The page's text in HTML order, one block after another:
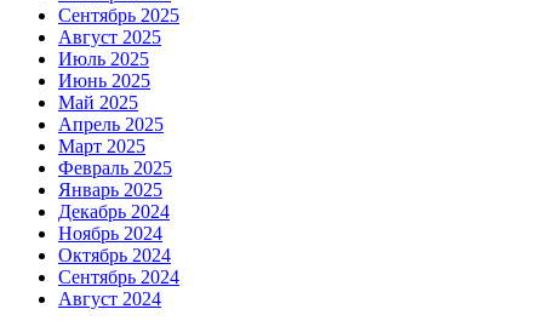
Сентябрь 2025
Август 2025
Июль 2025
Июнь 2025
Май 2025
Апрель 2025
Март 2025
Февраль 2025
Январь 2025
Декабрь 2024
Ноябрь 2024
Октябрь 2024
Сентябрь 2024
Август 2024